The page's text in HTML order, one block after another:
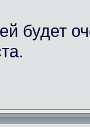
будет